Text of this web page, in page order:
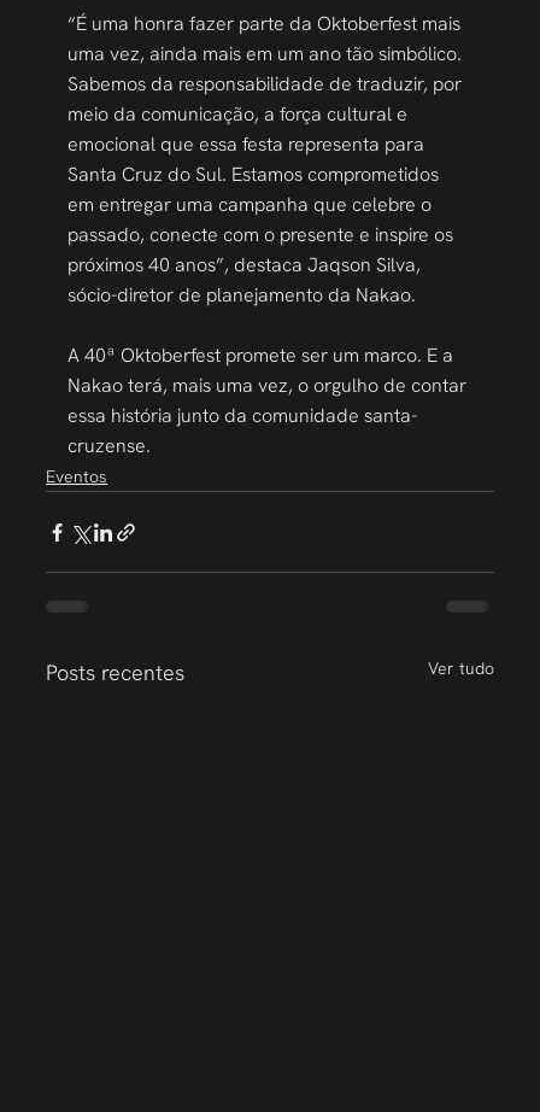
“É uma honra fazer parte da Oktoberfest mais
uma vez, ainda mais em um ano tão simbólico.
Sabemos da responsabilidade de traduzir, por
meio da comunicação, a força cultural e
emocional que essa festa representa para
Santa Cruz do Sul. Estamos comprometidos
em entregar uma campanha que celebre o
passado, conecte com o presente e inspire os
próximos 40 anos”, destaca Jaqson Silva,
sócio-diretor de planejamento da Nakao.
A 40ª Oktoberfest promete ser um marco. E a
Nakao terá, mais uma vez, o orgulho de contar
essa história junto da comunidade santa-
cruzense.
Eventos
Posts recentes Ver tudo